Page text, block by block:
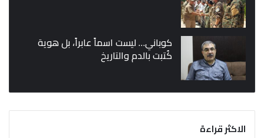
كوباني… ليست اسماً عابراً، بل هوية
كُتبت بالدم والتاريخ
الاكثر قراءة